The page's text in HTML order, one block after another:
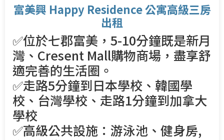
富美興 Happy Residence 公寓高級三房
出租
✅位於七郡富美，5-10分鐘既是新月
灣、Cresent Mall購物商場，盡享舒
適完善的生活圈。
✅走路5分鐘到日本學校、韓國學
校、台灣學校、走路1分鐘到加拿大
學校
✅高級公共設施：游泳池、健身房,